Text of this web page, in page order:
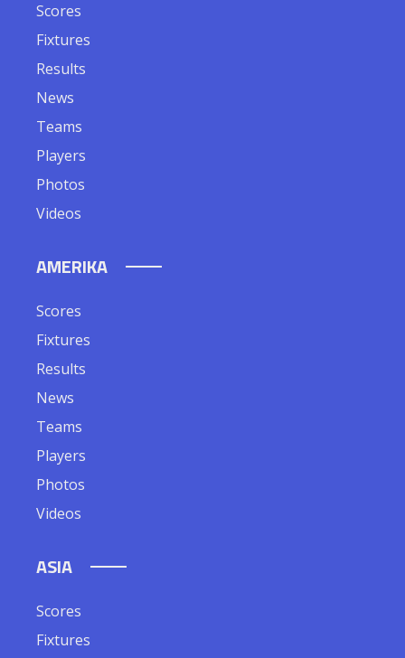
Scores
Fixtures
Results
News
Teams
Players
Photos
Videos
AMERIKA
Scores
Fixtures
Results
News
Teams
Players
Photos
Videos
ASIA
Scores
Fixtures